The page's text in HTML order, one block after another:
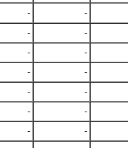
- -
- -
- -
- -
- -
- -
- -